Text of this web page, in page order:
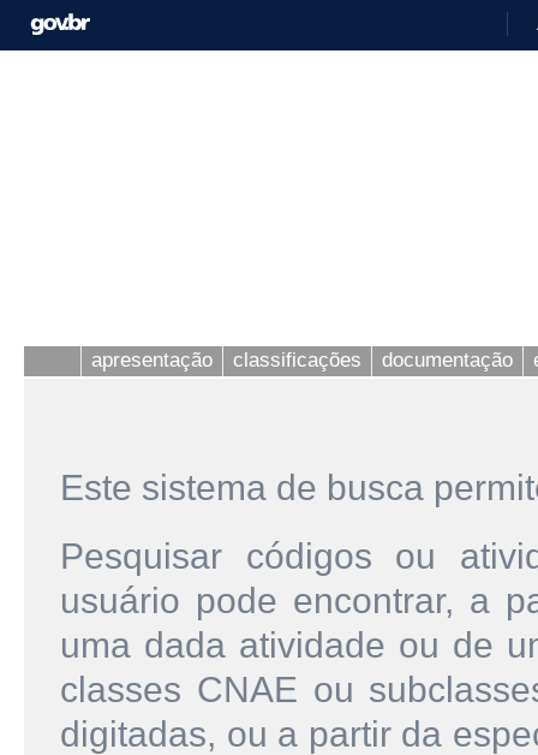
apresentação classificações documentação
Este sistema de busca
Pesquisar códigos ou
usuário pode encontrar, a
uma dada atividade ou de
classes CNAE ou
digitadas, ou a partir da